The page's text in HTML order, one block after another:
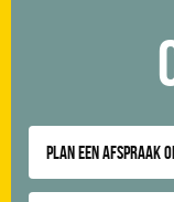
Plan een afspraak